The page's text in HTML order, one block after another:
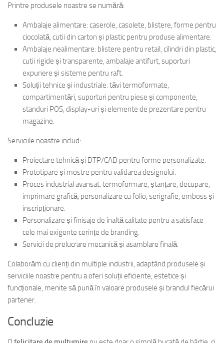
Printre produsele noastre se numără:
Ambalaje alimentare: caserole, casolete, blistere, forme pentru
ciocolată, cutii din carton și plastic pentru produse alimentare.
Ambalaje nealimentare: blistere pentru retail, cilindri din plastic,
cutii rigide și transparente, ambalaje antifurt, suporturi
expunere și sisteme pentru raft.
Soluții tehnice și industriale: tăvi termoformate,
compartimentări, suporturi pentru piese și componente,
standuri POS, display-uri și elemente de prezentare pentru
magazine.
Serviciile noastre includ:
Proiectare tehnică și DTP/CAD pentru forme personalizate.
Prototipare și mostre pentru validarea designului.
Proces industrial avansat: termoformare, ștanțare, decupare,
imprimare grafică, personalizare cu folio, serigrafie, emboss și
inscripționare.
Personalizare și finisaje de înaltă calitate pentru a satisface
cele mai exigente cerințe de branding.
Servicii de prelucrare mecanică și asamblare finală.
Colaborăm cu clienți din multiple industrii, adaptând produsele și
serviciile noastre pentru a oferi soluții eficiente, estetice și
funcționale, menite să pună în valoare produsele și brandul fiecărui
partener.
Concluzie